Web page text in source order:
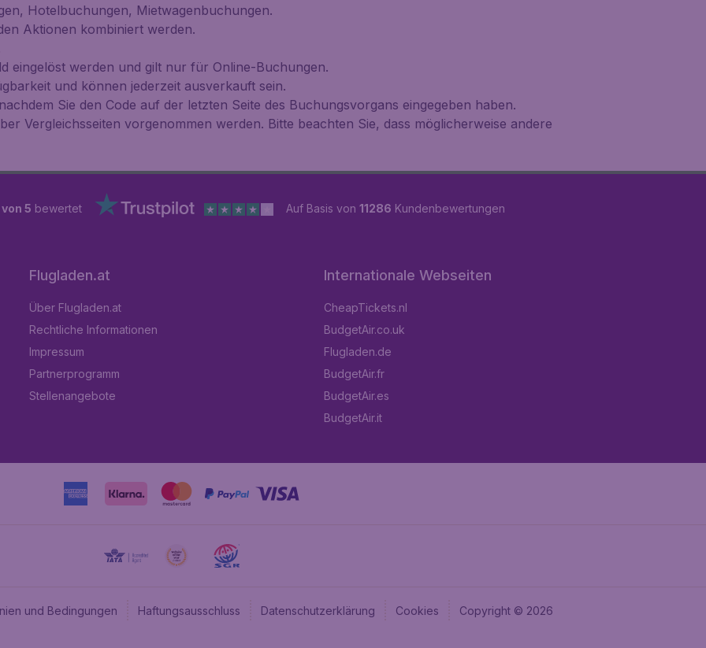
Hotelbuchungen, Mietwagenbuchungen.
Aktionen kombiniert werden.
eingelöst werden und gilt nur für Online-Buchungen.
und können jederzeit ausverkauft sein.
Sie den Code auf der letzten Seite des Buchungsvorgans eingegeben haben.
Vergleichsseiten vorgenommen werden. Bitte beachten Sie, dass möglicherweise andere
5 bewertet Auf Basis von 11286 Kundenbewertungen
Flugladen.at
Über Flugladen.at
Rechtliche Informationen
Impressum
Partnerprogramm
Stellenangebote
Internationale Webseiten
CheapTickets.nl
BudgetAir.co.uk
Flugladen.de
BudgetAir.fr
BudgetAir.es
BudgetAir.it
und Bedingungen Haftungsausschluss Datenschutzerklärung Cookies Copyright © 2026